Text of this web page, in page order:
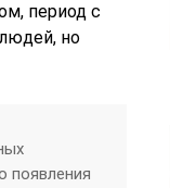
период с
но
появления